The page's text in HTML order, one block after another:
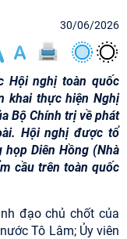
30/06/2026
Hội nghị toàn quốc
khai thực hiện Nghị
Bộ Chính trị về phát
Hội nghị được tổ
Diên Hồng (Nhà
cầu trên toàn quốc
đạo chủ chốt của
Tô Lâm; Ủy viên